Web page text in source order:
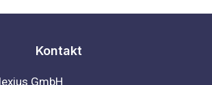
Kontakt
GmbH